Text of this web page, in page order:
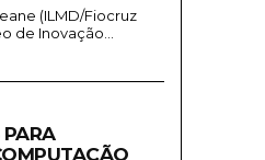
(ILMD/Fiocruz
de Inovação...
PARA